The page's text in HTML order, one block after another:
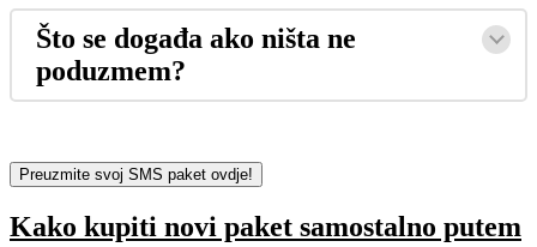
Što se događa ako ništa ne
poduzmem?
Preuzmite svoj SMS paket ovdje!
Kako kupiti novi paket samostalno putem